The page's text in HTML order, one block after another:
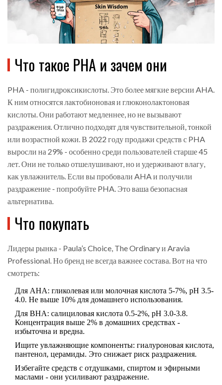
Что такое PHA и зачем они
PHA - полигидроксикислоты. Это более мягкие версии AHA.
К ним относятся лактобионовая и глюконолактоновая
кислоты. Они работают медленнее, но не вызывают
раздражения. Отлично подходят для чувствительной, тонкой
или возрастной кожи. В 2022 году продажи средств с PHA
выросли на 29% - особенно среди пользователей старше 45
лет. Они не только отшелушивают, но и удерживают влагу,
как увлажнитель. Если вы пробовали AHA и получили
раздражение - попробуйте PHA. Это ваша безопасная
альтернатива.
Что покупать
Лидеры рынка - Paula’s Choice, The Ordinary и Aravia
Professional. Но бренд не всегда важнее состава. Вот на что
смотреть:
Для AHA: гликолевая или молочная кислота 5-7%, pH 3.5-
4.0. Не выше 10% для домашнего использования.
Для BHA: салициловая кислота 0.5-2%, pH 3.0-3.8.
Концентрация выше 2% в домашних средствах -
избыточна и вредна.
Ищите увлажняющие компоненты: гиалуроновая кислота,
пантенол, церамиды. Это снижает риск раздражения.
Избегайте средств с отдушками, спиртом и эфирными
маслами - они усиливают раздражение.